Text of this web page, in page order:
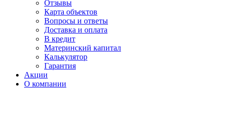
Отзывы
Карта объектов
Вопросы и ответы
Доставка и оплата
В кредит
Материнский капитал
Калькулятор
Гарантия
Акции
О компании